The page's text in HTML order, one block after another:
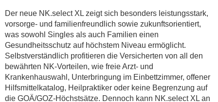
Der neue NK.select XL zeigt sich besonders leistungsstark,
vorsorge- und familienfreundlich sowie zukunftsorientiert,
was sowohl Singles als auch Familien einen
Gesundheitsschutz auf höchstem Niveau ermöglicht.
Selbstverständlich profitieren die Versicherten von all den
bewährten NK-Vorteilen, wie freie Arzt- und
Krankenhauswahl, Unterbringung im Einbettzimmer, offener
Hilfsmittelkatalog, Heilpraktiker oder keine Begrenzung auf
die GOÄ/GOZ-Höchstsätze. Dennoch kann NK.select XL an